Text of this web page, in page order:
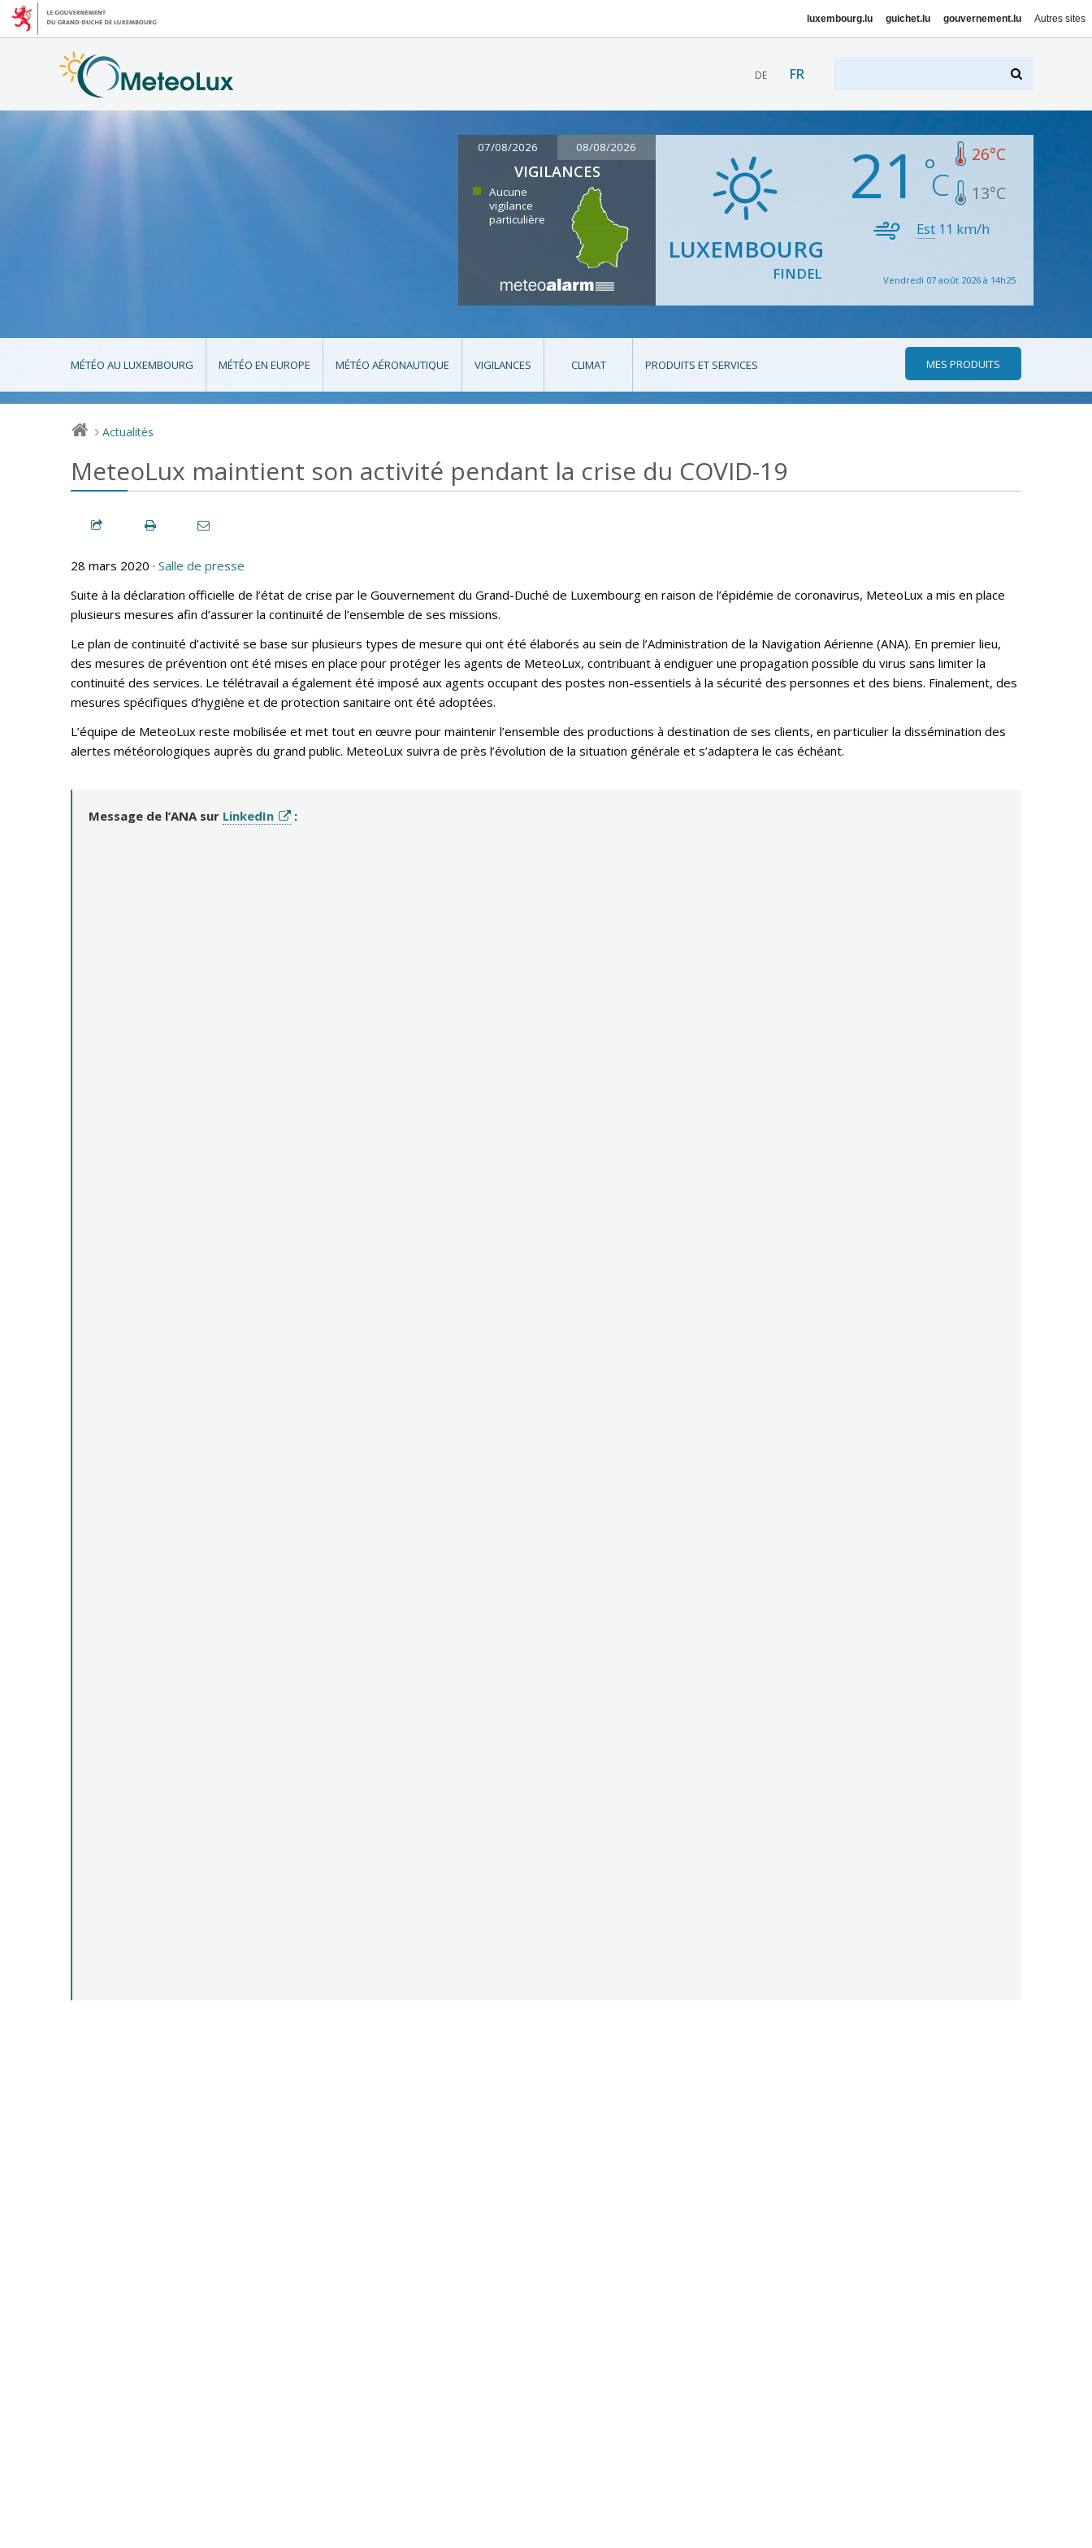
luxembourg.lu guichet.lu gouvernement.lu Autres sites
DE FR
07/08/2026 08/08/2026
VIGILANCES
Aucune
vigilance
particulière
LUXEMBOURG
FINDEL
21 26°C
13°C
Est11 km/h
Vendredi 07 août 2026 à 14h25
MÉTÉO AU LUXEMBOURG MÉTÉO EN EUROPE MÉTÉO AÉRONAUTIQUE VIGILANCES CLIMAT PRODUITS ET SERVICES MES PRODUITS
> Actualités
MeteoLux maintient son activité pendant la crise du COVID-19
28 mars 2020 · Salle de presse
Suite à la déclaration officielle de l’état de crise par le Gouvernement du Grand-Duché de Luxembourg en raison de l’épidémie de coronavirus, MeteoLux a mis en place
plusieurs mesures afin d’assurer la continuité de l’ensemble de ses missions.
Le plan de continuité d’activité se base sur plusieurs types de mesure qui ont été élaborés au sein de l’Administration de la Navigation Aérienne (ANA). En premier lieu,
des mesures de prévention ont été mises en place pour protéger les agents de MeteoLux, contribuant à endiguer une propagation possible du virus sans limiter la
continuité des services. Le télétravail a également été imposé aux agents occupant des postes non-essentiels à la sécurité des personnes et des biens. Finalement, des
mesures spécifiques d’hygiène et de protection sanitaire ont été adoptées.
L’équipe de MeteoLux reste mobilisée et met tout en œuvre pour maintenir l’ensemble des productions à destination de ses clients, en particulier la dissémination des
alertes météorologiques auprès du grand public. MeteoLux suivra de près l’évolution de la situation générale et s’adaptera le cas échéant.
Message de l’ANA sur LinkedIn :